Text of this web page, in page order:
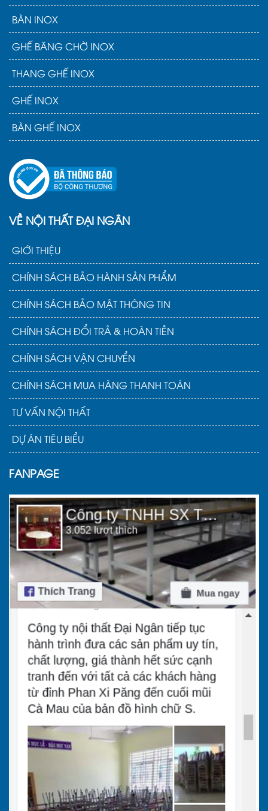
BÀN INOX
GHẾ BĂNG CHỜ INOX
THANG GHẾ INOX
GHẾ INOX
BÀN GHẾ INOX
VỀ NỘI THẤT ĐẠI NGÂN
GIỚI THIỆU
CHÍNH SÁCH BẢO HÀNH SẢN PHẨM
CHÍNH SÁCH BẢO MẬT THÔNG TIN
CHÍNH SÁCH ĐỔI TRẢ & HOÀN TIỀN
CHÍNH SÁCH VẬN CHUYỂN
CHÍNH SÁCH MUA HÀNG THANH TOÁN
TƯ VẤN NỘI THẤT
DỰ ÁN TIÊU BIỂU
FANPAGE